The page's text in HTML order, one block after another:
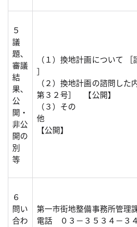
５
議
題、
審議
結
果、
公
開・
非公
開の
別
等
（１）換地計画について
］ 【非
（２）換地計画の諮問し
第３２号］ 【公開】
（３）その
【公開】
６
問い
合わ
第一市街地整備事務所管理
電話 ０３－３５３４－３